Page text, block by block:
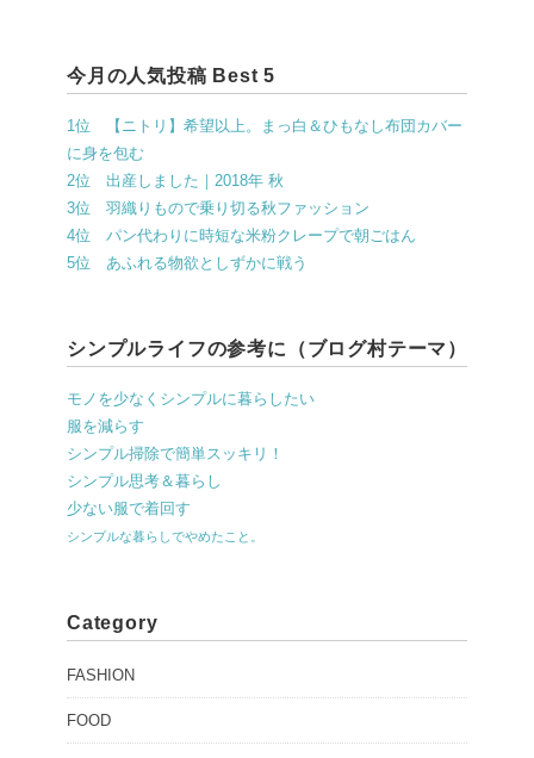
今月の人気投稿 Best 5
1位 【ニトリ】希望以上。まっ白＆ひもなし布団カバー
に身を包む
2位 出産しました｜2018年 秋
3位 羽織りもので乗り切る秋ファッション
4位 パン代わりに時短な米粉クレープで朝ごはん
5位 あふれる物欲としずかに戦う
シンプルライフの参考に（ブログ村テーマ）
モノを少なくシンプルに暮らしたい
服を減らす
シンプル掃除で簡単スッキリ！
シンプル思考＆暮らし
少ない服で着回す
シンプルな暮らしでやめたこと。
Category
FASHION
FOOD